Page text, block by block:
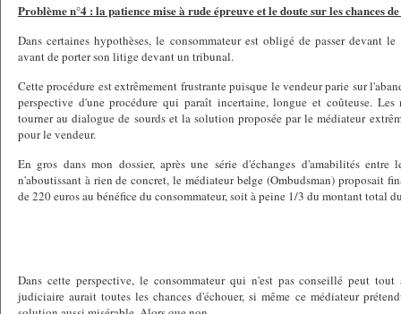
Problème n°4 : la patience mise à rude épreuve et le doute sur les chances
Dans certaines hypothèses, le consommateur est obligé de passer devant
avant de porter son litige devant un tribunal.
Cette procédure est extrêmement frustrante puisque le vendeur parie sur
perspective d'une procédure qui paraît incertaine, longue et coûteuse. Les
tourner au dialogue de sourds et la solution proposée par le médiateur
pour le vendeur.
En gros dans mon dossier, après une série d'échanges d'amabilités entre
n'aboutissant à rien de concret, le médiateur belge (Ombudsman) proposait
de 220 euros au bénéfice du consommateur, soit à peine 1/3 du montant total
Dans cette perspective, le consommateur qui n'est pas conseillé peut
judiciaire aurait toutes les chances d'échouer, si même ce médiateur